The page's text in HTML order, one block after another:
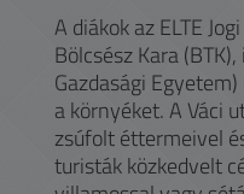
A diákok az ELTE
Bölcsész Kara
Gazdasági
a környéket. A Váci
zsúfolt éttermeivel
turisták közkedvelt